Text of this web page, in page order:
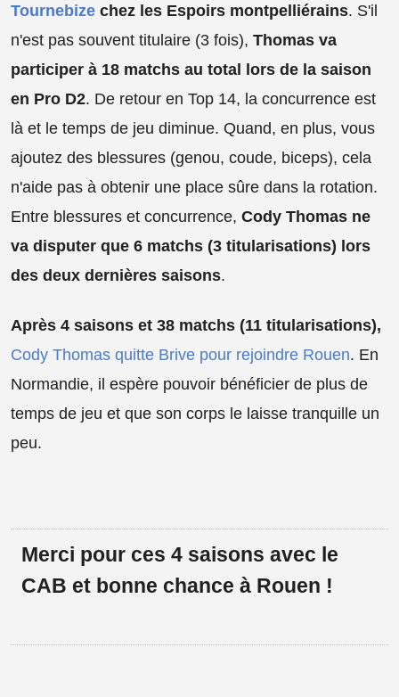
Tournebize chez les Espoirs montpelliérains. S'il
n'est pas souvent titulaire (3 fois), Thomas va
participer à 18 matchs au total lors de la saison
en Pro D2. De retour en Top 14, la concurrence est
là et le temps de jeu diminue. Quand, en plus, vous
ajoutez des blessures (genou, coude, biceps), cela
n'aide pas à obtenir une place sûre dans la rotation.
Entre blessures et concurrence, Cody Thomas ne
va disputer que 6 matchs (3 titularisations) lors
des deux dernières saisons.
Après 4 saisons et 38 matchs (11 titularisations),
Cody Thomas quitte Brive pour rejoindre Rouen. En
Normandie, il espère pouvoir bénéficier de plus de
temps de jeu et que son corps le laisse tranquille un
peu.
Merci pour ces 4 saisons avec le
CAB et bonne chance à Rouen !